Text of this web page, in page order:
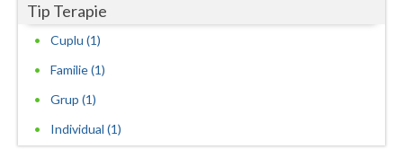
Teleorman
Tulcea
Valcea
Tip Terapie
Cuplu (1)
Familie (1)
Grup (1)
Individual (1)